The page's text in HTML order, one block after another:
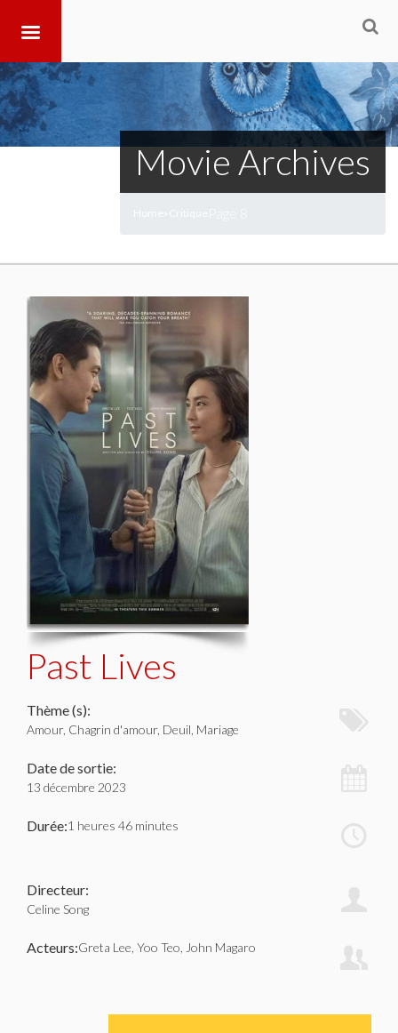
Movie Archives
Past Lives
Thème (s):
Amour, Chagrin d'amour, Deuil, Mariage
Date de sortie:
13 décembre 2023
Durée:1 heures 46 minutes
Directeur:
Celine Song
Acteurs:Greta Lee, Yoo Teo, John Magaro